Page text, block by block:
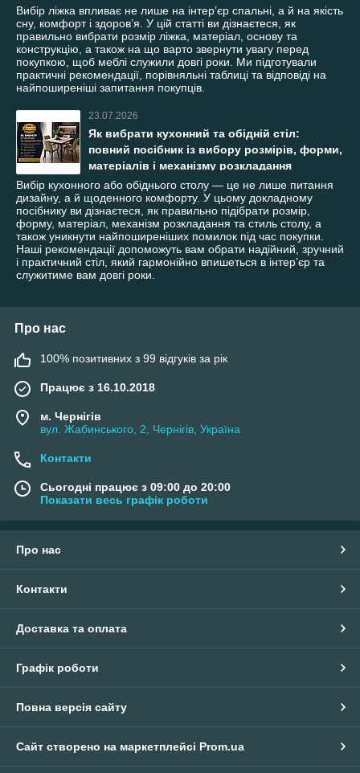
конструкції
Вибір ліжка впливає не лише на інтер’єр спальні, а й на якість
сну, комфорт і здоров’я. У цій статті ви дізнаєтеся, як
правильно вибрати розмір ліжка, матеріал, основу та
конструкцію, а також на що варто звернути увагу перед
покупкою, щоб меблі служили довгі роки. Ми підготували
практичні рекомендації, порівняльні таблиці та відповіді на
найпоширеніші запитання покупців.
23.07.2026
Як вибрати кухонний та обідній стіл:
повний посібник із вибору розмірів, форми,
матеріалів і механізму розкладання
Вибір кухонного або обіднього столу — це не лише питання
дизайну, а й щоденного комфорту. У цьому докладному
посібнику ви дізнаєтеся, як правильно підібрати розмір,
форму, матеріал, механізм розкладання та стиль столу, а
також уникнути найпоширеніших помилок під час покупки.
Наші рекомендації допоможуть вам обрати надійний, зручний
і практичний стіл, який гармонійно впишеться в інтер’єр та
служитиме вам довгі роки.
Про нас
100% позитивних з 99 відгуків за рік
Працює з 16.10.2018
м. Чернігів
вул. Жабинського, 2, Чернігів, Україна
Контакти
Сьогодні працює з 09:00 до 20:00
Показати весь графік роботи
Про нас
Контакти
Доставка та оплата
Графік роботи
Повна версія сайту
Сайт створено на маркетплейсі Prom.ua